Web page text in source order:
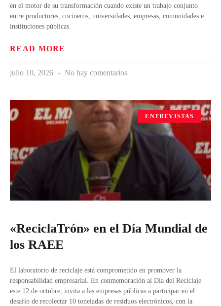
en el motor de su transformación cuando existe un trabajo conjunto
entre productores, cocineros, universidades, empresas, comunidades e
instituciones públicas.
READ MORE
julio 10, 2026 No hay comentarios
ENTREVISTAS
«ReciclaTrón» en el Día Mundial de
los RAEE
El laboratorio de reciclaje está comprometido en promover la
responsabilidad empresarial. En conmemoración al Día del Reciclaje
este 12 de octubre, invita a las empresas públicas a participar en el
desafío de recolectar 10 toneladas de residuos electrónicos, con la